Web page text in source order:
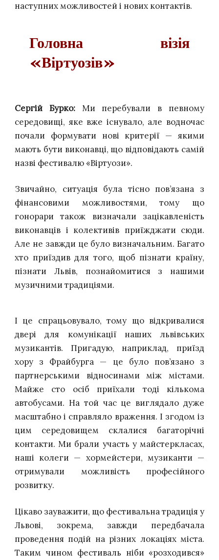
наступних можливостей і нових контактів.
Головна візія
«Віртуозів»
Сергій Бурко: Ми перебували в певному
середовищі, яке вже існувало, але водночас
почали формувати нові критерії — якими
мають бути виконавці, що відповідають самій
назві фестивалю «Віртуози».
Звичайно, ситуація була тісно пов’язана з
фінансовими можливостями, тому що
гонорари також визначали зацікавленість
виконавців і колективів приїжджати сюди.
Але не завжди це було визначальним. Багато
хто приїздив для того, щоб пізнати країну,
пізнати Львів, познайомитися з нашими
музичними традиціями.
І це спрацьовувало, тому що відкривалися
двері для комунікації наших львівських
музикантів. Пригадую, наприклад, приїзд
хору з Фрайбурга — це було пов’язано з
партнерськими відносинами між містами.
Майже сто осіб приїхали тоді кількома
автобусами. На той час це виглядало дуже
масштабно і справляло враження. І згодом із
цим середовищем склалися багаторічні
контакти. Ми брали участь у майстеркласах,
наші колеги — хормейстери, музиканти —
отримували можливість професійного
розвитку.
Цікаво зауважити, що фестивальна традиція у
Львові, зокрема, завжди передбачала
проведення подій на різних локаціях міста.
Таким чином фестиваль ніби «розходився»